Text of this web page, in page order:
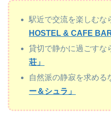
駅近で交流を楽しむな
HOSTEL & CAFE BAR
貸切で静かに過ごすな
荘」
自然派の静寂を求める
ー＆シュラ」